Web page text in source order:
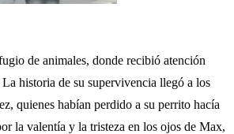
de animales, donde recibió atención
historia de su supervivencia llegó a los
quienes habían perdido a su perrito hacía
la valentía y la tristeza en los ojos de Max,